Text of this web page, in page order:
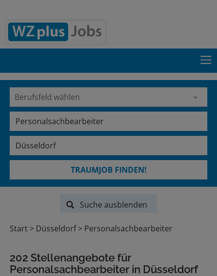
TRAUMJOB FINDEN!
Suche ausblenden
Start Düsseldorf Personalsachbearbeiter
202 Stellenangebote für
Personalsachbearbeiter in Düsseldorf